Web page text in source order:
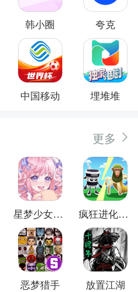
韩小圈 夸克
中国移动 埋堆堆
更多
星梦少女换装 疯狂进化防卫战
恶梦猎手 放置江湖